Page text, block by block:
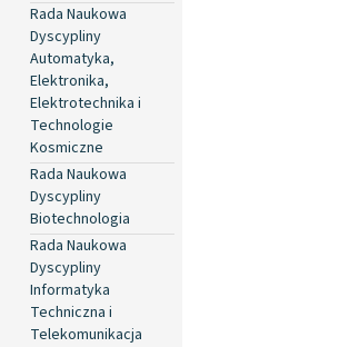
Rada Naukowa
Dyscypliny
Automatyka,
Elektronika,
Elektrotechnika i
Technologie
Kosmiczne
Rada Naukowa
Dyscypliny
Biotechnologia
Rada Naukowa
Dyscypliny
Informatyka
Techniczna i
Telekomunikacja